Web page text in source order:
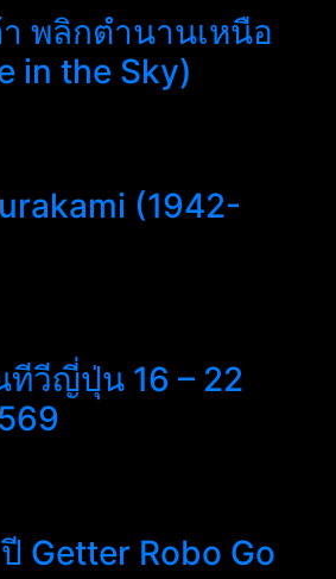
พลิกตำนานเหนือ
in the Sky)
(1942-
ทีวีญี่ปุ่น 16 – 22
Getter Robo Go